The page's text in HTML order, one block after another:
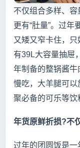
不仅组合多样、
更有“肚量”。过
又矮又窄卡住，
有39L大容量抽屉
年制备的整锅酱
慢吃，大羊腿可
聚必备的可乐等饮
年货原鲜折损?不
过年的团圆饭是